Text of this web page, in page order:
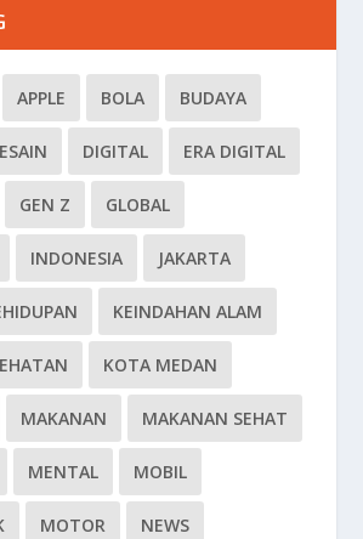
APPLE BOLA BUDAYA
DIGITAL ERA DIGITAL
GEN Z GLOBAL
INDONESIA JAKARTA
KEINDAHAN ALAM
KOTA MEDAN
MAKANAN MAKANAN SEHAT
MENTAL MOBIL
MOTOR NEWS